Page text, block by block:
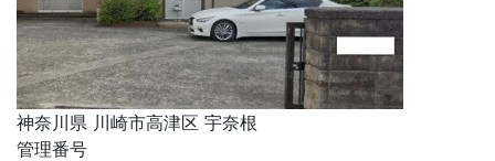
神奈川県 川崎市高津区 宇奈根
管理番号